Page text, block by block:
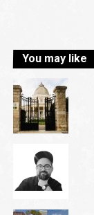
You may like